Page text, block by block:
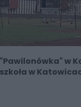
"Pawilonówka" w
szkoła w